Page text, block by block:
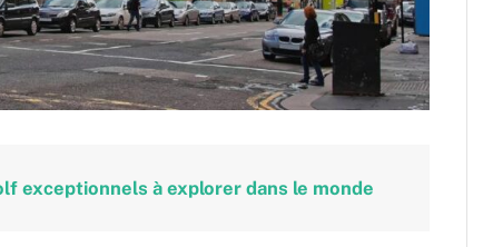
exceptionnels à explorer dans le monde